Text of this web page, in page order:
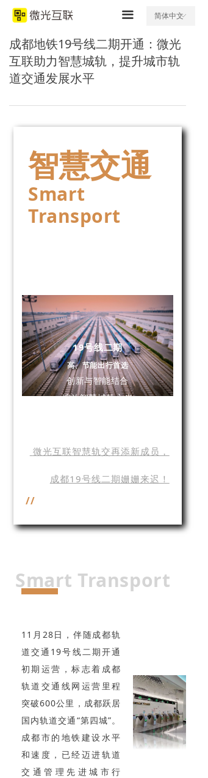
끀 ꀅ
简体中文
成都地铁19号线二期开通：微光
互联助力智慧城轨，提升城市轨
道交通发展水平
智慧交通
Smart
Transport
19号线二期
高、节能出行首选
创新与智能结合
绽放智慧城轨之光
微光互联智慧轨交再添新成员，
成都19号线二期姗姗来迟！
//
Smart Transport
11月28日，伴随成都轨
道交通19号线二期开通
初期运营，标志着成都
轨道交通线网运营里程
突破600公里，成都跃居
国内轨道交通“第四城”。
成都市的地铁建设水平
和速度，已经迈进轨道
交通管理先进城市行